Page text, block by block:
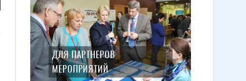
ДЛЯ ПАРТНЕРОВ
МЕРОПРИЯТИЙ